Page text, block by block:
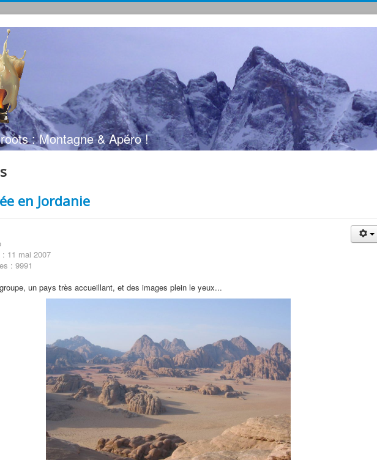
: Montagne & Apéro !
en Jordanie
: 11 mai 2007
: 9991
un pays très accueillant, et des images plein le yeux...